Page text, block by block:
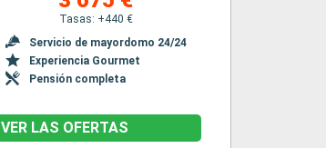
Tasas: +440 €
Servicio de mayordomo 24/24
Experiencia Gourmet
Pensión completa
VER LAS OFERTAS